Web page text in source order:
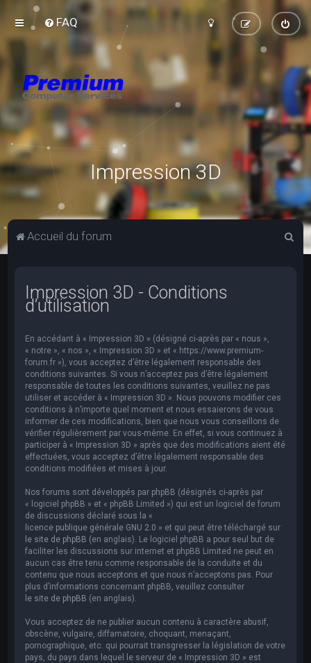
FAQ
Impression 3D
Accueil du forum
Impression 3D - Conditions
d’utilisation
En accédant à « Impression 3D » (désigné ci-après par « nous »,
« notre », « nos », « Impression 3D » et « https://www.premium-
forum.fr »), vous acceptez d’être légalement responsable des
conditions suivantes. Si vous n’acceptez pas d’être légalement
responsable de toutes les conditions suivantes, veuillez ne pas
utiliser et accéder à « Impression 3D ». Nous pouvons modifier ces
conditions à n’importe quel moment et nous essaierons de vous
informer de ces modifications, bien que nous vous conseillons de
vérifier régulièrement par vous-même. En effet, si vous continuez à
participer à « Impression 3D » après que des modifications aient été
effectuées, vous acceptez d’être légalement responsable des
conditions modifiées et mises à jour.
Nos forums sont développés par phpBB (désignés ci-après par
« logiciel phpBB » et « phpBB Limited ») qui est un logiciel de forum
de discussions déclaré sous la «
licence publique générale GNU 2.0 » et qui peut être téléchargé sur
le site de phpBB (en anglais). Le logiciel phpBB a pour seul but de
faciliter les discussions sur internet et phpBB Limited ne peut en
aucun cas être tenu comme responsable de la conduite et du
contenu que nous acceptons et que nous n’acceptons pas. Pour
plus d’informations concernant phpBB, veuillez consulter
le site de phpBB (en anglais).
Vous acceptez de ne publier aucun contenu à caractère abusif,
obscène, vulgaire, diffamatoire, choquant, menaçant,
pornographique, etc. qui pourrait transgresser la législation de votre
pays, du pays dans lequel le serveur de « Impression 3D » est